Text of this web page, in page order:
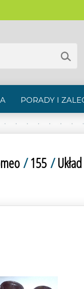
PORADY I
/155/